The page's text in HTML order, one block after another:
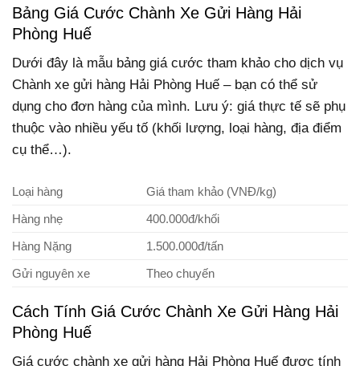
Bảng Giá Cước Chành Xe Gửi Hàng Hải
Phòng Huế
Dưới đây là mẫu bảng giá cước tham khảo cho dịch vụ
Chành xe gửi hàng Hải Phòng Huế – bạn có thể sử
dụng cho đơn hàng của mình. Lưu ý: giá thực tế sẽ phụ
thuộc vào nhiều yếu tố (khối lượng, loại hàng, địa điểm
cụ thể…).
Loại hàng
Giá tham khảo (VNĐ/kg)
Hàng nhẹ
400.000đ/khối
Hàng Nặng
1.500.000đ/tấn
Gửi nguyên xe
Theo chuyến
Cách Tính Giá Cước Chành Xe Gửi Hàng Hải
Phòng Huế
Giá cước chành xe gửi hàng Hải Phòng Huế được tính